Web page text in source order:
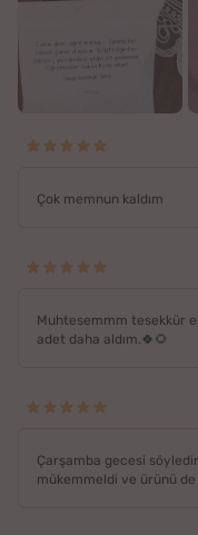
Çok memnun kaldım
Muhtesemmm tesekkür
adet daha aldım.🍀🌻
Çarşamba gecesi
mükemmeldi ve ürünü